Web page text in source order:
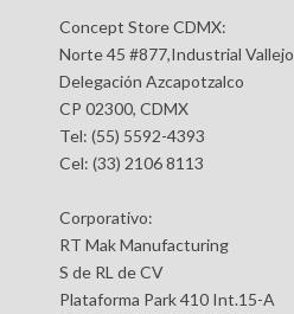
Concept Store CDMX:
Norte 45 #877,Industrial Vallejo
Delegación Azcapotzalco
CP 02300, CDMX
Tel: (55) 5592-4393
Cel: (33) 2106 8113
Corporativo:
RT Mak Manufacturing
S de RL de CV
Plataforma Park 410 Int.15-A